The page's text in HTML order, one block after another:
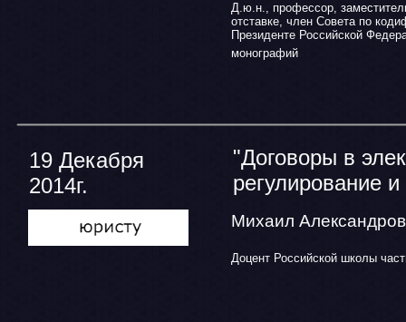
Д.ю.н., профессор,
отставке, член Совета по
Президенте Российской
монографий
19 Декабря
2014г.
"Договоры в
регулирование
Михаил
Доцент Российской школы